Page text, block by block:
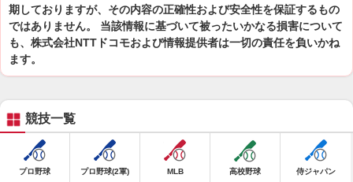
期しておりますが、その内容の正確性および安全性を保証するもの
ではありません。 当該情報に基づいて被ったいかなる損害について
も、株式会社NTTドコモおよび情報提供者は一切の責任を負いかね
ます。
競技一覧
プロ野球 プロ野球(2軍) MLB 高校野球 侍ジャパン